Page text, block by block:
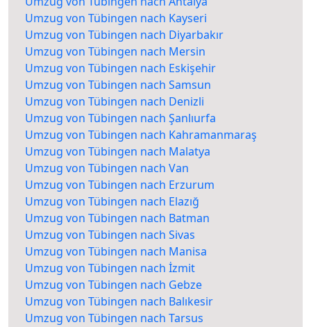
Umzug von Tübingen nach Kayseri
Umzug von Tübingen nach Diyarbakır
Umzug von Tübingen nach Mersin
Umzug von Tübingen nach Eskişehir
Umzug von Tübingen nach Samsun
Umzug von Tübingen nach Denizli
Umzug von Tübingen nach Şanlıurfa
Umzug von Tübingen nach Kahramanmaraş
Umzug von Tübingen nach Malatya
Umzug von Tübingen nach Van
Umzug von Tübingen nach Erzurum
Umzug von Tübingen nach Elazığ
Umzug von Tübingen nach Batman
Umzug von Tübingen nach Sivas
Umzug von Tübingen nach Manisa
Umzug von Tübingen nach İzmit
Umzug von Tübingen nach Gebze
Umzug von Tübingen nach Balıkesir
Umzug von Tübingen nach Tarsus